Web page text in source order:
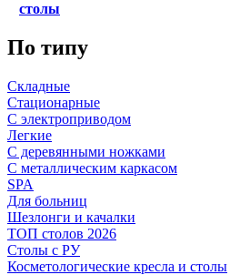
столы
По типу
Складные
Стационарные
С электроприводом
Легкие
С деревянными ножками
С металлическим каркасом
SPA
Для больниц
Шезлонги и качалки
ТОП столов 2026
Столы с РУ
Косметологические кресла и столы